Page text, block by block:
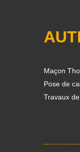
Maçon
Pose de
Travaux